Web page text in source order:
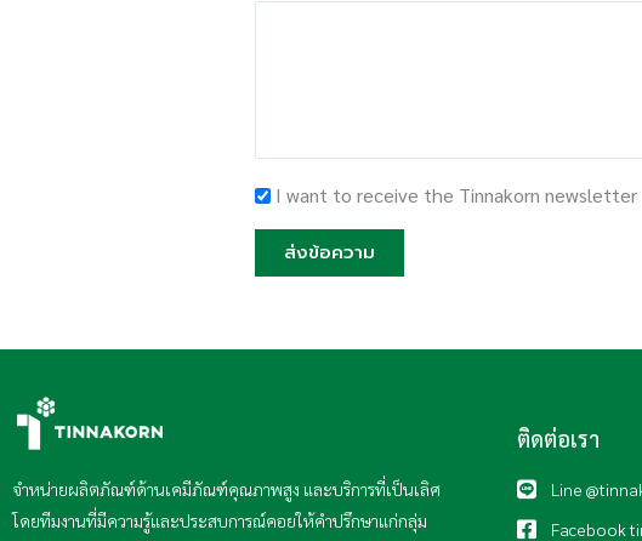
I want to receive the Tinnakorn newsletter
ส่งข้อความ
จำหน่ายผลิตภัณฑ์ด้านเคมีภัณฑ์คุณภาพสูง และบริการที่เป็นเลิศ
โดยทีมงานที่มีความรู้และประสบการณ์คอยให้คำปรึกษาแก่กลุ่ม
ติดต่อเรา
Line
Facebook